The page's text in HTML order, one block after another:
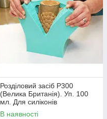
Розділовий засіб P300
(Велика Британія). Уп. 100
мл. Для силіконів
В наявності